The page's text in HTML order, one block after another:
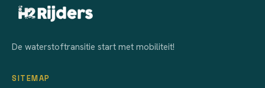
De waterstoftransitie start met mobiliteit!
SITEMAP